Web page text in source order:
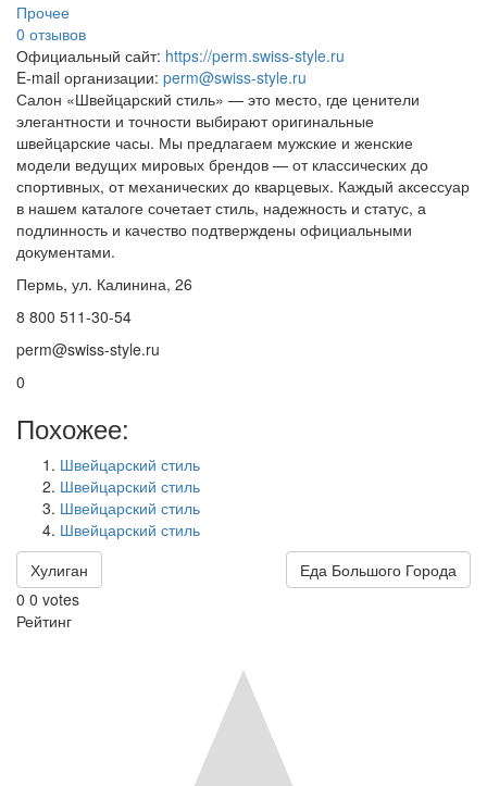
Прочее
0 отзывов
Официальный сайт: https://perm.swiss-style.ru
E-mail организации: perm@swiss-style.ru
Салон «Швейцарский стиль» — это место, где ценители
элегантности и точности выбирают оригинальные
швейцарские часы. Мы предлагаем мужские и женские
модели ведущих мировых брендов — от классических до
спортивных, от механических до кварцевых. Каждый аксессуар
в нашем каталоге сочетает стиль, надежность и статус, а
подлинность и качество подтверждены официальными
документами.
Пермь, ул. Калинина, 26
8 800 511-30-54
perm@swiss-style.ru
0
Похожее:
Швейцарский стиль
Швейцарский стиль
Швейцарский стиль
Швейцарский стиль
Еда Большого Города
Хулиган
0 0 votes
Рейтинг